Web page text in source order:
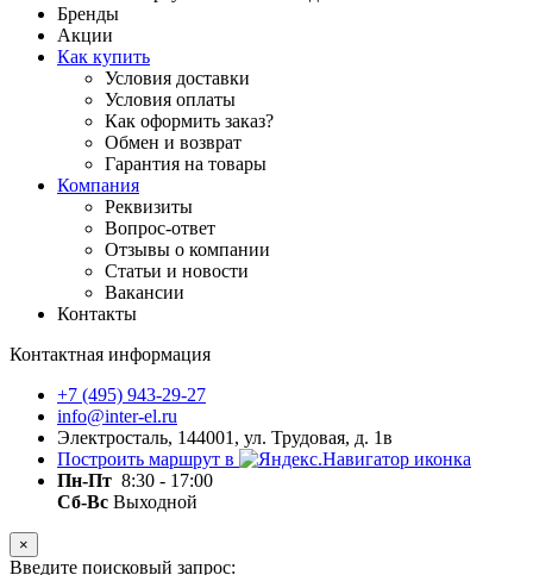
Бренды
Акции
Как купить
Условия доставки
Условия оплаты
Как оформить заказ?
Обмен и возврат
Гарантия на товары
Компания
Реквизиты
Вопрос-ответ
Отзывы о компании
Статьи и новости
Вакансии
Контакты
Контактная информация
+7 (495) 943-29-27
info@inter-el.ru
Электросталь, 144001, ул. Трудовая, д. 1в
Построить маршрут в
Пн-Пт 8:30 - 17:00
Сб-Вс Выходной
×
Введите поисковый запрос: